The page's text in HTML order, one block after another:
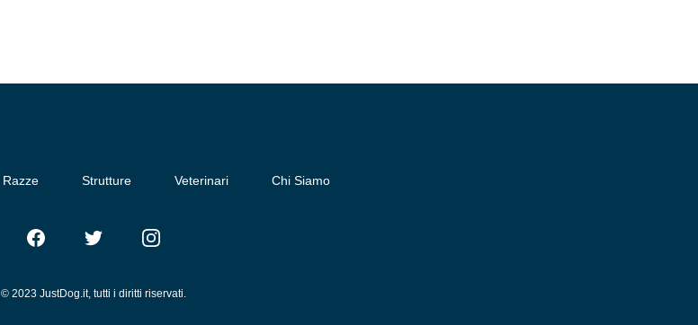
Razze Strutture Veterinari Chi Siamo
FacebookTwitter Instagram
© 2023 JustDog.it, tutti i diritti riservati.